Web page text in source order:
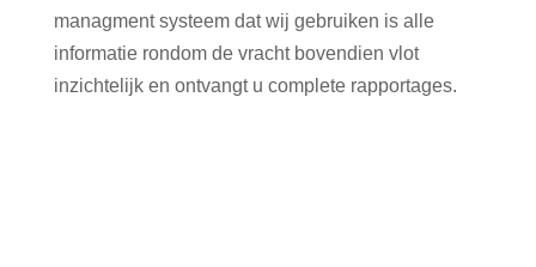
managment systeem dat wij gebruiken is alle
informatie rondom de vracht bovendien vlot
inzichtelijk en ontvangt u complete rapportages.